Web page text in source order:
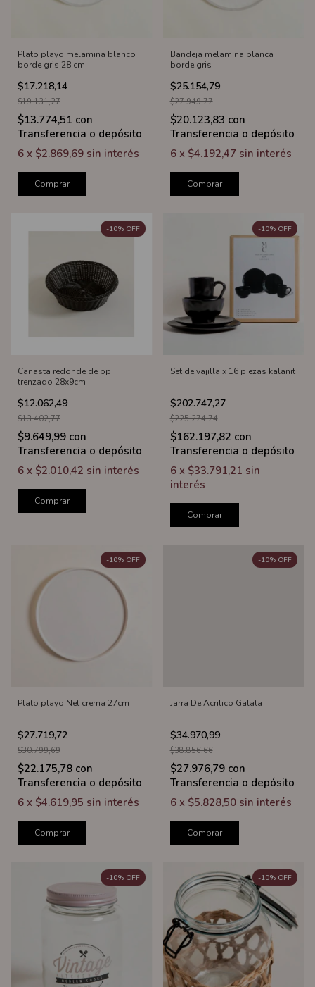
Plato playo melamina blanco
borde gris 28 cm
$17.218,14
$19.131,27
$13.774,51 con
Transferencia o depósito
6 x $2.869,69 sin interés
Comprar
Bandeja melamina blanca
borde gris
$25.154,79
$27.949,77
$20.123,83 con
Transferencia o depósito
6 x $4.192,47 sin interés
Comprar
Canasta redonde de pp
trenzado 28x9cm
$12.062,49
-10% OFF
$13.402,77
$9.649,99 con
Transferencia o depósito
6 x $2.010,42 sin interés
Comprar
Set de vajilla x 16 piezas kalanit
$202.747,27
-10% OFF
$225.274,74
$162.197,82 con
Transferencia o depósito
6 x $33.791,21 sin
interés
Comprar
Plato playo Net crema 27cm
$27.719,72
-10% OFF
$30.799,69
$22.175,78 con
Transferencia o depósito
6 x $4.619,95 sin interés
Comprar
Jarra De Acrilico Galata
$34.970,99
-10% OFF
$38.856,66
$27.976,79 con
Transferencia o depósito
6 x $5.828,50 sin interés
Comprar
-10% OFF -10% OFF